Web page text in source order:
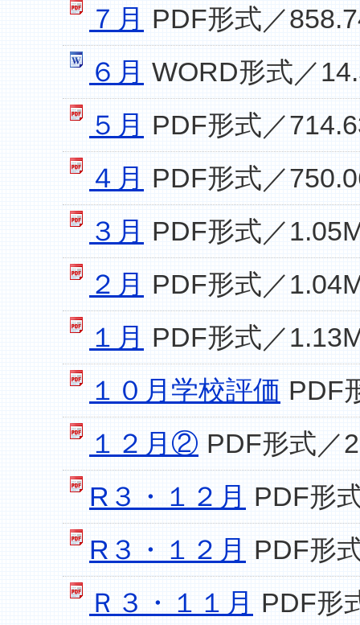
７月 PDF形式／
６月 WORD形式／
５月 PDF形式／
４月 PDF形式／
３月 PDF形式／
２月 PDF形式／
１月 PDF形式／
１０月学校評価 PDF
１２月② PDF形式／
R３・１２月 PDF形
R３・１２月 PDF形
Ｒ３・１１月 PDF形